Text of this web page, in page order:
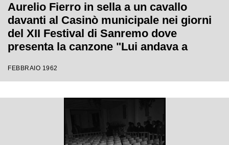
Aurelio Fierro in sella a un cavallo
davanti al Casinò municipale nei giorni
del XII Festival di Sanremo dove
presenta la canzone "Lui andava a
FEBBRAIO 1962